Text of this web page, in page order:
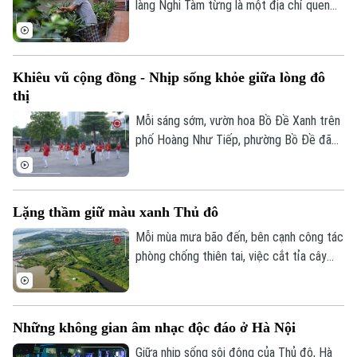
Tư vấn sức khỏe
Bóng đá
Quần vợt
Golf
Giải trí
Sao
Điện ảnh
Thời trang
Đã phát sóng
làng Nghi Tàm từng là một địa chỉ quen
thu hẹp, nhiều khu vườn nơi đây vẫn được
phần ký ức của làng nghề.
Khiêu vũ cộng đồng - Nhịp sống khỏe giữa lòng đô
thị
Mỗi sáng sớm, vườn hoa Bồ Đề Xanh trên
phố Hoàng Như Tiếp, phường Bồ Đề đã
Lặng thầm giữ màu xanh Thủ đô
Mỗi mùa mưa bão đến, bên cạnh công tác
phòng chống thiên tai, việc cắt tỉa cây
người dân.
Những không gian âm nhạc độc đáo ở Hà Nội
Giữa nhịp sống sôi động của Thủ đô, Hà